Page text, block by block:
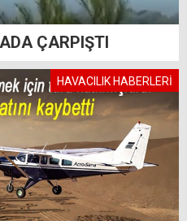
ÇARPIŞTI
HAVACILIK HABERLERİ